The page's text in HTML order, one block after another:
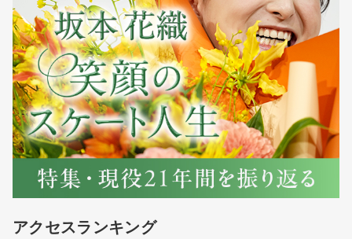
アクセスランキング